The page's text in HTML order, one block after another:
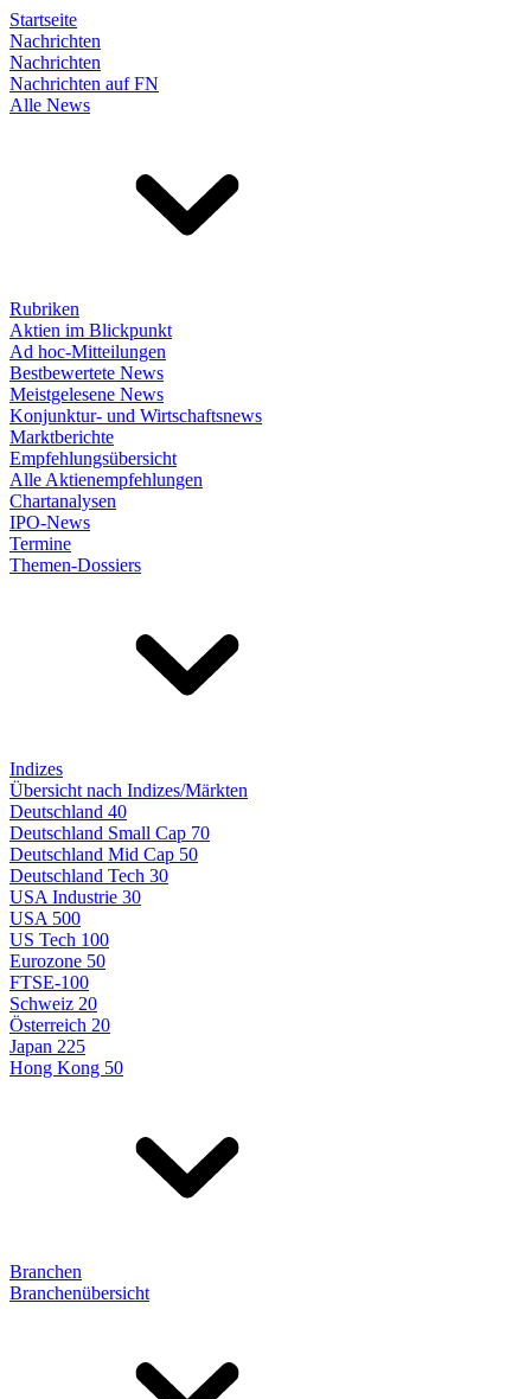
Startseite
Nachrichten
Nachrichten
Nachrichten auf FN
Alle News
Rubriken
Aktien im Blickpunkt
Ad hoc-Mitteilungen
Bestbewertete News
Meistgelesene News
Konjunktur- und Wirtschaftsnews
Marktberichte
Empfehlungsübersicht
Alle Aktienempfehlungen
Chartanalysen
IPO-News
Termine
Themen-Dossiers
Indizes
Übersicht nach Indizes/Märkten
Deutschland 40
Deutschland Small Cap 70
Deutschland Mid Cap 50
Deutschland Tech 30
USA Industrie 30
USA 500
US Tech 100
Eurozone 50
FTSE-100
Schweiz 20
Österreich 20
Japan 225
Hong Kong 50
Branchen
Branchenübersicht